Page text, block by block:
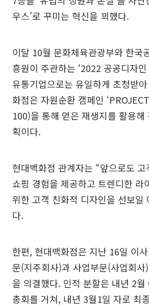
우스’로 꾸미는 혁신을 꾀했다.
이달 10월 문화체육관광부와 한국
흥원이 주관하는 ‘2022 공공디자
유통기업으로는 유일하게 초청받
화점은 자원순환 캠페인
100)을 통해 얻은 재생지를 활용해
획이다.
현대백화점 관계자는 “앞으로도
쇼핑 경험을 제공하고 트렌디한 라
위한 고객 친화적 디자인을 선보일
다.
한편, 현대백화점은 지난 16일 이
문(지주회사)과 사업부문(사업회
을 의결했다. 인적 분할은 내년 2월
총회를 거쳐, 내년 3월1일 자로 최